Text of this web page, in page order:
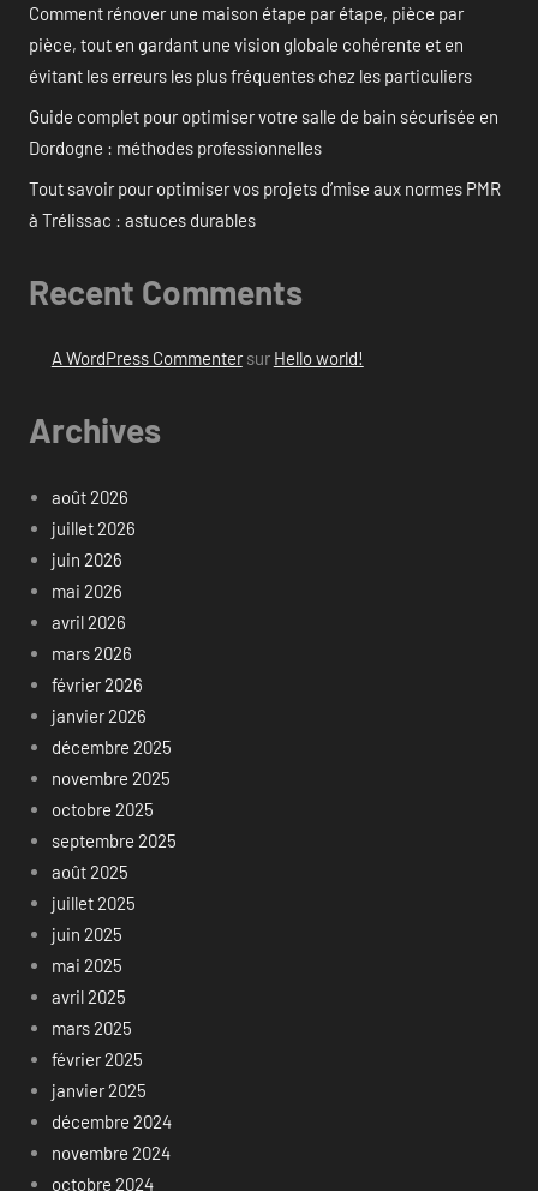
Comment rénover une maison étape par étape, pièce par
pièce, tout en gardant une vision globale cohérente et en
évitant les erreurs les plus fréquentes chez les particuliers
Guide complet pour optimiser votre salle de bain sécurisée en
Dordogne : méthodes professionnelles
Tout savoir pour optimiser vos projets d’mise aux normes PMR
à Trélissac : astuces durables
Recent Comments
A WordPress Commentersur Hello world!
Archives
août 2026
juillet 2026
juin 2026
mai 2026
avril 2026
mars 2026
février 2026
janvier 2026
décembre 2025
novembre 2025
octobre 2025
septembre 2025
août 2025
juillet 2025
juin 2025
mai 2025
avril 2025
mars 2025
février 2025
janvier 2025
décembre 2024
novembre 2024
octobre 2024